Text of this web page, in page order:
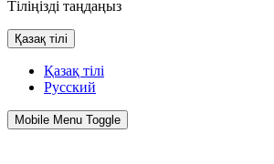
Тіліңізді таңдаңыз
Қазақ тілі
Қазақ тілі
Русский
Mobile Menu Toggle